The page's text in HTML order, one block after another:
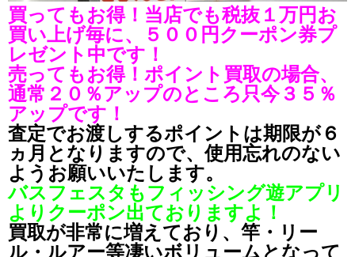
買ってもお得！当店でも税抜１万円お
買い上げ毎に、５００円クーポン券プ
レゼント中です！
売ってもお得！ポイント買取の場合、
通常２０％アップのところ只今３５％
アップです！
査定でお渡しするポイントは期限が６
ヵ月となりますので、使用忘れのない
ようお願いいたします。
バスフェスタもフィッシング遊アプリ
よりクーポン出ておりますよ！
買取が非常に増えており、竿・リー
ル・ルアー等凄いボリュームとなって